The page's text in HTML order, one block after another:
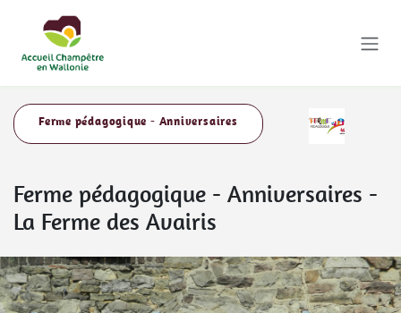
Ferme pédagogique - Anniversaires
Ferme pédagogique - Anniversaires -
La Ferme des Avairis